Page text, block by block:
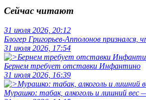
Сейчас читают
31 июля 2026, 20:12
Блогер Григорьев-Апполонов
31 июля 2026, 17:54
Бернем требует отставки Инфантино
31 июля 2026, 16:39
Мурашко: табак, алкоголь и лишний вес